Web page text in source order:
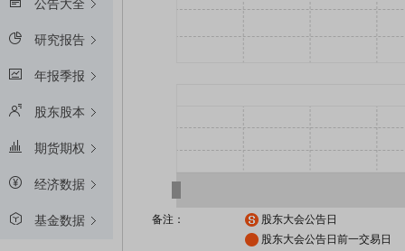
公告大全
研究报告
年报季报
股东股本
期货期权
经济数据
基金数据 备注：
股东大会公告日
股东大会公告日前一交易日